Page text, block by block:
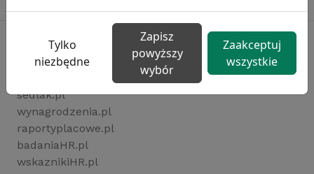
Rynekpracy.pl
sedlak.pl
wynagrodzenia.pl
raportyplacowe.pl
badaniaHR.pl
wskaznikiHR.pl
Tylko
niezbędne
Zapisz
powyższy
wybór
Zaakceptuj
wszystkie